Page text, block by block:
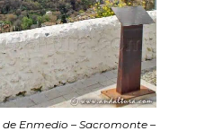
Enmedio – Sacromonte –